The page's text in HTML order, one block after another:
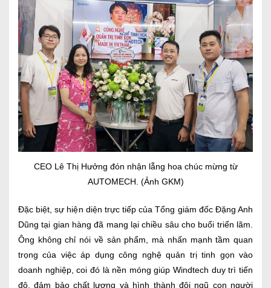
CEO Lê Thị Hưởng đón nhận lẵng hoa chúc mừng từ
AUTOMECH. (Ảnh GKM)
Đặc biệt, sự hiện diện trực tiếp của Tổng giám đốc Đặng Anh
Dũng tại gian hàng đã mang lại chiều sâu cho buổi triển lãm.
Ông không chỉ nói về sản phẩm, mà nhấn mạnh tầm quan
trọng của việc áp dụng công nghệ quản trị tinh gọn vào
doanh nghiệp, coi đó là nền móng giúp Windtech duy trì tiến
độ, đảm bảo chất lượng và hình thành đội ngũ con người